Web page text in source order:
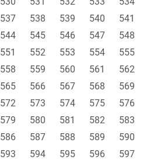
537 538 539 540
541
544 545 546 547
548
551 552 553 554
555
558 559 560 561
562
565 566 567 568
569
572 573 574 575
576
579 580 581 582
583
586 587 588 589
590
593 594 595 596
597